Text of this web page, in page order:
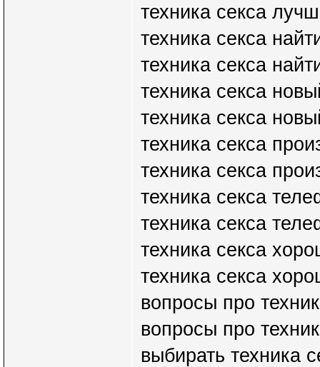
техника секса
техника секса
техника секса
техника секса
техника секса
техника секса
техника секса
техника секса
техника секса
техника секса
техника секса
вопросы про
вопросы про
выбирать техника